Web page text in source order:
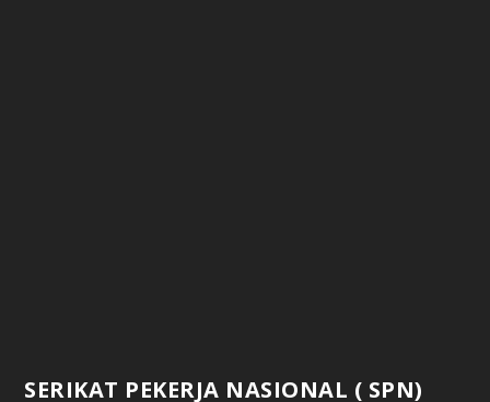
SERIKAT PEKERJA NASIONAL ( SPN)